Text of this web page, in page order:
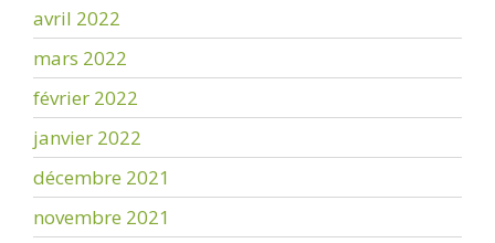
avril 2022
mars 2022
février 2022
janvier 2022
décembre 2021
novembre 2021